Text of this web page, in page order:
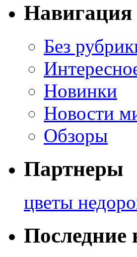
Навигация
Без
Новинки
Новости
Обзоры
Партнеры
цветы
Последние